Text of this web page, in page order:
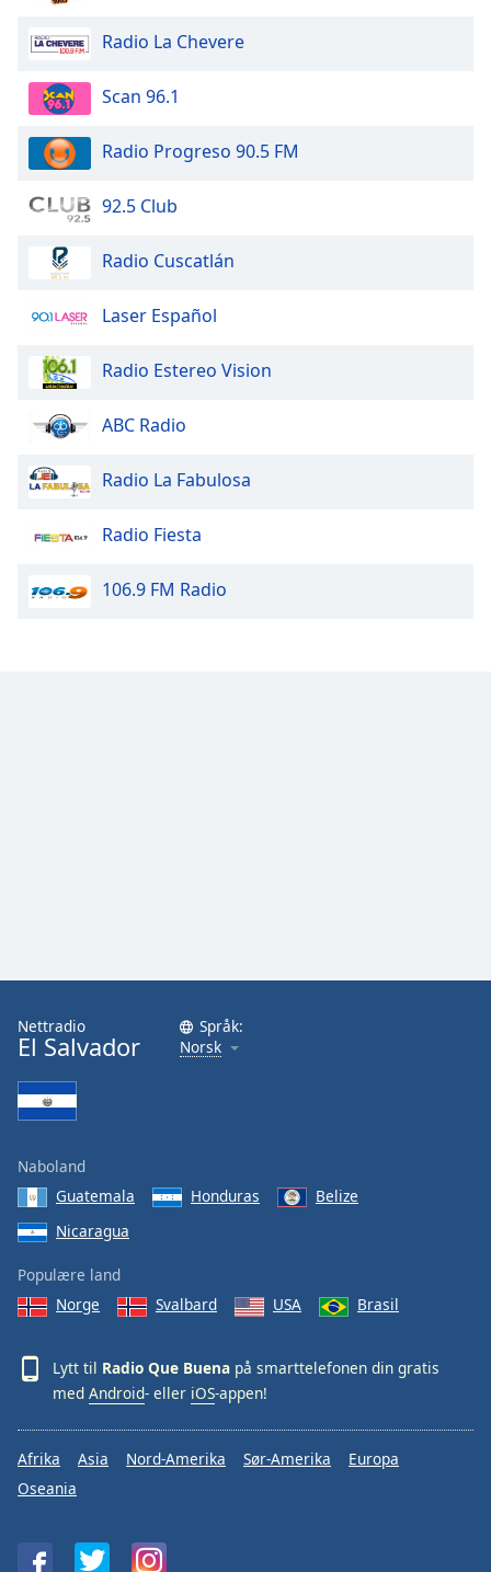
Radio La Chevere
Scan 96.1
Radio Progreso 90.5 FM
92.5 Club
Radio Cuscatlán
Laser Español
Radio Estereo Vision
ABC Radio
Radio La Fabulosa
Radio Fiesta
106.9 FM Radio
Nettradio
El Salvador
Språk:
Norsk
Naboland
Guatemala
Honduras
Belize
Nicaragua
Populære land
Norge
Svalbard USA Brasil
Lytt til Radio Que Buena på smarttelefonen din gratis
med Android- eller iOS-appen!
Afrika Asia Nord-Amerika Sør-Amerika
Europa
Oseania